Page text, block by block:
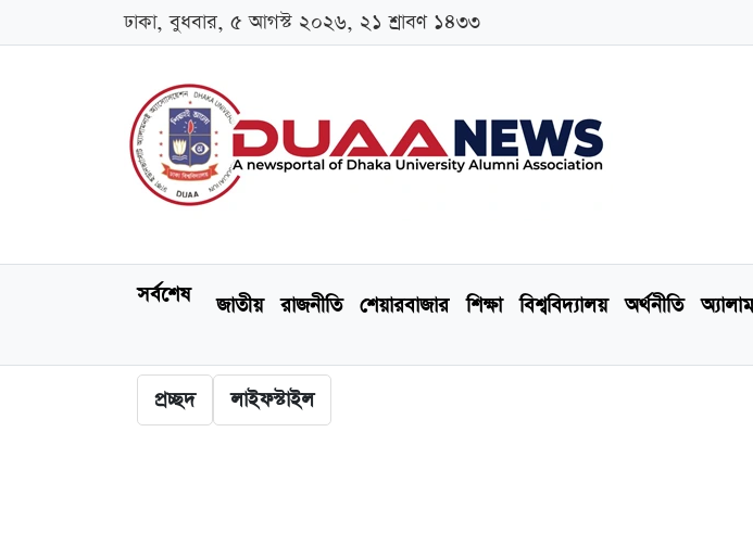
ঢাকা, বুধবার, ৫ আগস্ট ২০২৬, ২১ শ্রাবণ ১৪৩৩
সর্বশেষ জাতীয় রাজনীতি শেয়ারবাজার শিক্ষা বিশ্ববিদ্যালয় অর্থনীতি
প্রচ্ছদ লাইফস্টাইল